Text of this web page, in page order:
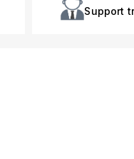
Support